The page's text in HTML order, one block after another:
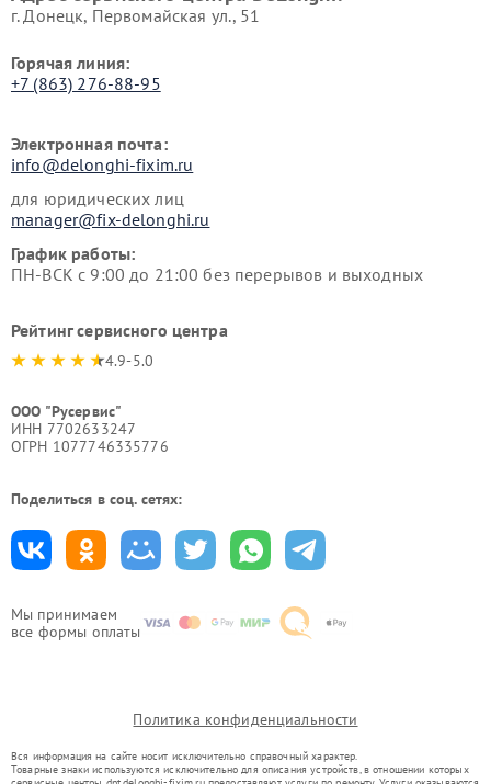
Мы принимаем
все формы оплаты
г. Донецк, Первомайская ул., 51
Горячая линия:
+7 (863) 276-88-95
Электронная почта:
info@delonghi-fixim.ru
для юридических лиц
manager@fix-delonghi.ru
График работы:
ПН-ВСК с 9:00 до 21:00 без перерывов и выходных
Рейтинг сервисного центра
4.9-5.0
ООО "Русервис"
ИНН 7702633247
ОГРН 1077746335776
Поделиться в соц. сетях:
Политика конфиденциальности
Вся информация на сайте носит исключительно справочный характер.
Товарные знаки используются исключительно для описания устройств, в отношении которых